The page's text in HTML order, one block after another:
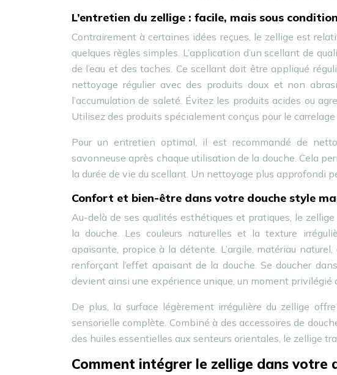
L’entretien du zellige : facile, mais sous
Contrairement à certaines idées reçues, le zellige est
quelques règles simples. L’application d’un scellant de
de l’eau et des taches. Ce scellant doit être appliqué
nettoyage régulier avec des produits doux et non
l’accumulation de saleté. Évitez les produits acides ou
Utilisez des produits spécialement conçus pour le
Pour un entretien optimal, il est recommandé de
savonneuse après chaque utilisation de la douche. Cela
la durée de vie du scellant. Un nettoyage plus approfondi
Confort et bien-être dans votre douche style
Au-delà de ses qualités esthétiques et pratiques, le
la douche. Les couleurs naturelles et la texture
apaisante, propice à la détente. L’argile, matériau
renforçant l’effet apaisant de la douche. Se doucher
devient ainsi une expérience unique, un moment
De plus, la surface légèrement irrégulière du zellige
sensorielle complète. Combiné à des accessoires de
des huiles essentielles aux senteurs orientales, le zellige
Comment intégrer le zellige dans votre